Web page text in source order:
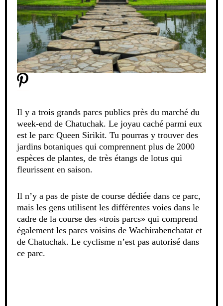
Il y a trois grands parcs publics près du marché du
week-end de Chatuchak. Le joyau caché parmi eux
est le parc Queen Sirikit. Tu pourras y trouver des
jardins botaniques qui comprennent plus de 2000
espèces de plantes, de très étangs de lotus qui
fleurissent en saison.
Il n’y a pas de piste de course dédiée dans ce parc,
mais les gens utilisent les différentes voies dans le
cadre de la course des «trois parcs» qui comprend
également les parcs voisins de Wachirabenchatat et
de Chatuchak. Le cyclisme n’est pas autorisé dans
ce parc.